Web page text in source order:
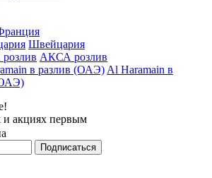
Швейцария
АКСА розлив
Al Haramain в
и акциях первым